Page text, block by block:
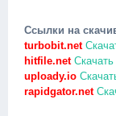
Ссылки на
turbobit.net
hitfile.netСкачать
uploady.io
rapidgator.net